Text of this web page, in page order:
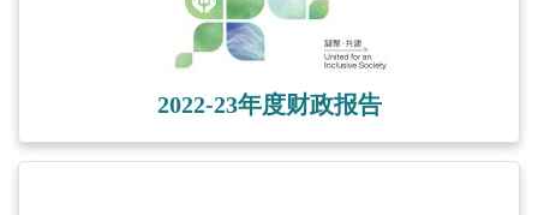
2022-23年度财政报告